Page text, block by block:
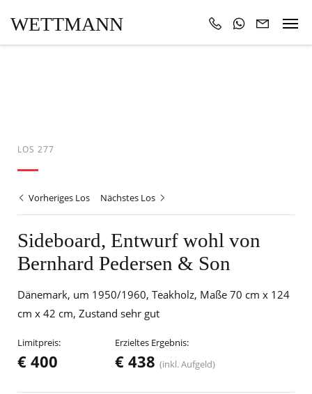
WETTMANN
LOS 277
Vorheriges Los Nächstes Los
Sideboard, Entwurf wohl von
Bernhard Pedersen & Son
Dänemark, um 1950/1960, Teakholz, Maße 70 cm x 124
cm x 42 cm, Zustand sehr gut
Limitpreis:
€ 400
Erzieltes Ergebnis:
€ 438 (inkl. Aufgeld)